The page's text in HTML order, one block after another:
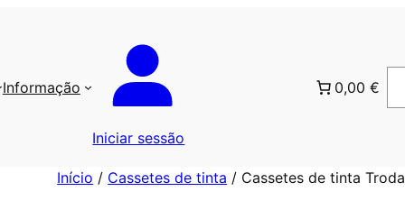
Informação
Iniciar sessão
0,00 €
Início / Cassetes de tinta / Cassetes de tinta